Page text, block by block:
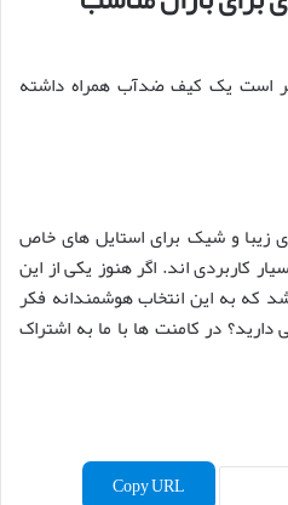
است یک کیف ضدآب همراه داشته
زیبا و شیک برای استایل های خاص
کاربردی اند. اگر هنوز یکی از این
که به این انتخاب هوشمندانه فکر
در کامنت ها با ما به اشتراک
Copy URL